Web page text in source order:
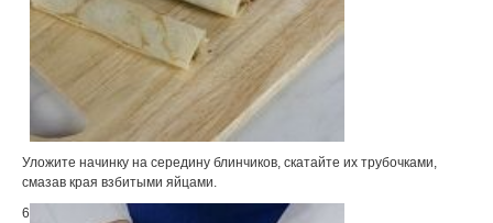
Уложите начинку на середину блинчиков, скатайте их трубочками,
смазав края взбитыми яйцами.
6